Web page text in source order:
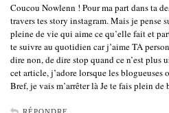
Coucou Nowlenn ! Pour ma part dans ta
travers tes story instagram. Mais je pense
pleine de vie qui aime ce qu’elle fait et
te suivre au quotidien car j’aime TA
dire non, de dire stop quand ce n’est plus
cet article, j’adore lorsque les blogueuses
Bref, je vais m’arrêter là Je te fais plein de